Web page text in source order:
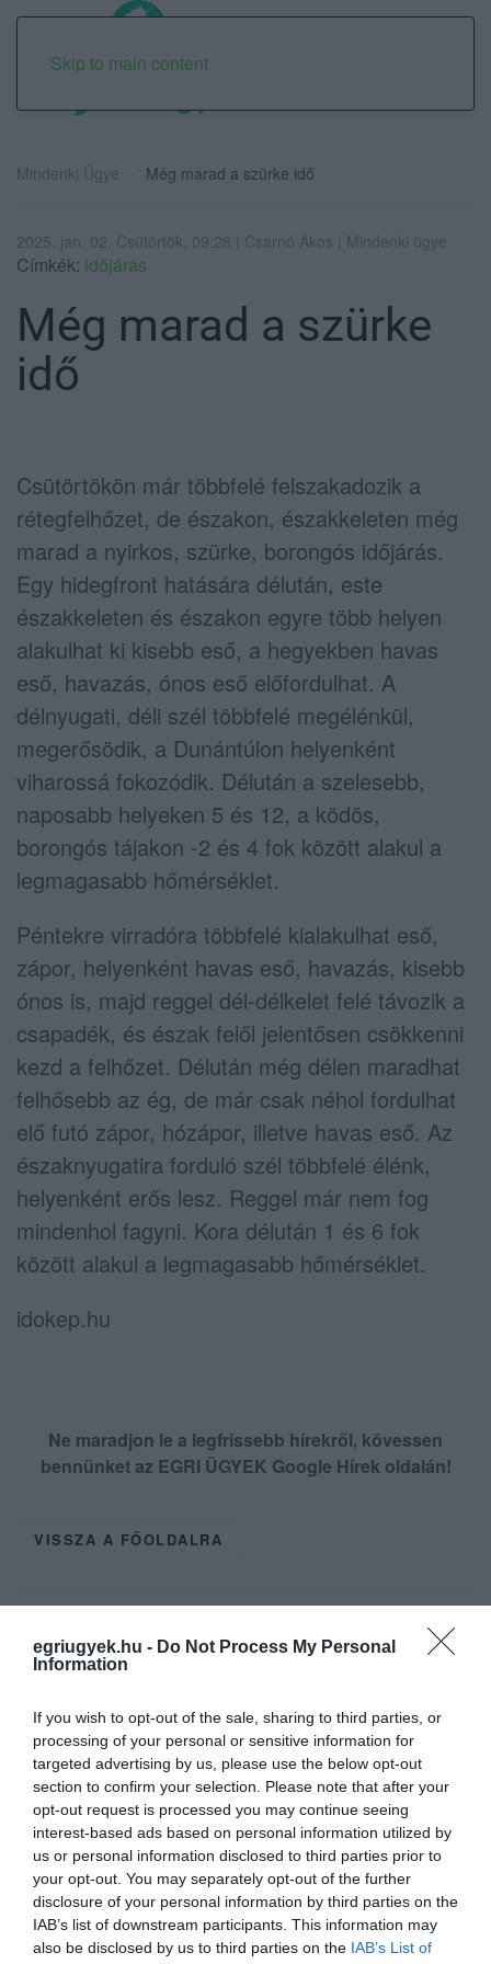
egriugyek.hu - Do Not Process My Personal
Information
If you wish to opt-out of the sale, sharing to third parties, or
processing of your personal or sensitive information for
targeted advertising by us, please use the below opt-out
section to confirm your selection. Please note that after your
opt-out request is processed you may continue seeing
interest-based ads based on personal information utilized by
us or personal information disclosed to third parties prior to
your opt-out. You may separately opt-out of the further
disclosure of your personal information by third parties on the
IAB’s list of downstream participants. This information may
also be disclosed by us to third parties on the IAB’s List of
Skip to main content
Mindenki Ügye Még marad a szürke idő
2025. jan. 02. Csütörtök, 09:28 | Csarnó Ákos | Mindenki ügye
Címkék: időjárás
Még marad a szürke
idő
Csütörtökön már többfelé felszakadozik a
rétegfelhőzet, de északon, északkeleten még
marad a nyirkos, szürke, borongós időjárás.
Egy hidegfront hatására délután, este
északkeleten és északon egyre több helyen
alakulhat ki kisebb eső, a hegyekben havas
eső, havazás, ónos eső előfordulhat. A
délnyugati, déli szél többfelé megélénkül,
megerősödik, a Dunántúlon helyenként
viharossá fokozódik. Délután a szelesebb,
naposabb helyeken 5 és 12, a ködös,
borongós tájakon -2 és 4 fok között alakul a
legmagasabb hőmérséklet.
Péntekre virradóra többfelé kialakulhat eső,
zápor, helyenként havas eső, havazás, kisebb
ónos is, majd reggel dél-délkelet felé távozik a
csapadék, és észak felől jelentősen csökkenni
kezd a felhőzet. Délután még délen maradhat
felhősebb az ég, de már csak néhol fordulhat
elő futó zápor, hózápor, illetve havas eső. Az
északnyugatira forduló szél többfelé élénk,
helyenként erős lesz. Reggel már nem fog
mindenhol fagyni. Kora délután 1 és 6 fok
között alakul a legmagasabb hőmérséklet.
idokep.hu
Ne maradjon le a legfrissebb hírekről, kövessen
bennünket az EGRI ÜGYEK Google Hírek oldalán!
VISSZA A FŐOLDALRA
Legfrissebb híreink
ÚJ MAGYAR KÜLÜGYI STRATÉGIA KÉSZÜL,
TELJES SZAKÍTÁS JÖN A...
2026. augusztus 08|Mindenki ügye